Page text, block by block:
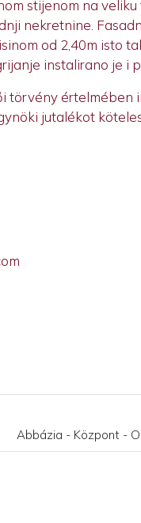
stijenom na
nekretnine.
od 2,40m isto
instalirano je i
értelmében
jutalékot
Abbázia - Központ -